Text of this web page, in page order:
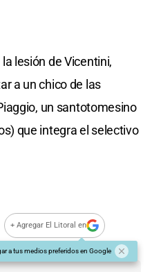
lesión de Vicentini,
a un chico de las
un santotomesino
que integra el selectivo
+ Agregar El Litoral en
a tus medios preferidos en Google